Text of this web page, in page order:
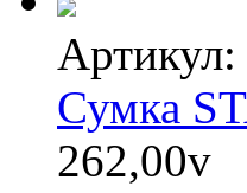
Сумка
262,00v